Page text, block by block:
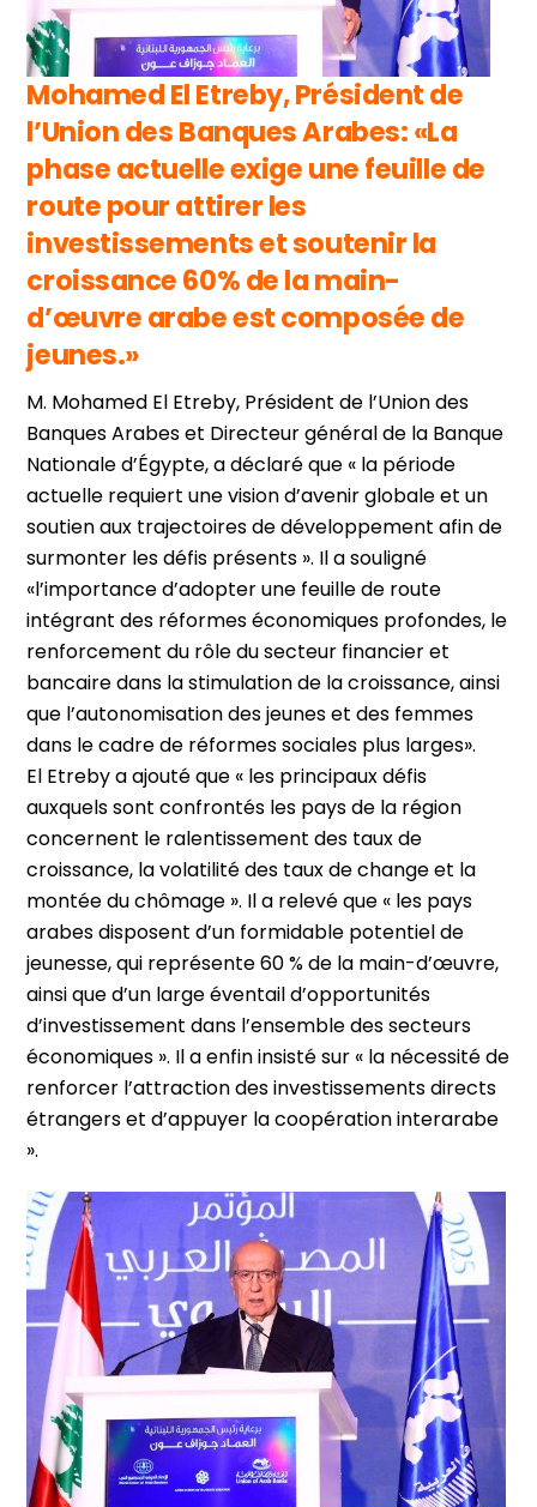
Mohamed El Etreby, Président de
l’Union des Banques Arabes: «La
phase actuelle exige une feuille de
route pour attirer les
investissements et soutenir la
croissance 60% de la main-
d’œuvre arabe est composée de
jeunes.»
M. Mohamed El Etreby, Président de l’Union des
Banques Arabes et Directeur général de la Banque
Nationale d’Égypte, a déclaré que « la période
actuelle requiert une vision d’avenir globale et un
soutien aux trajectoires de développement afin de
surmonter les défis présents ». Il a souligné
«l’importance d’adopter une feuille de route
intégrant des réformes économiques profondes, le
renforcement du rôle du secteur financier et
bancaire dans la stimulation de la croissance, ainsi
que l’autonomisation des jeunes et des femmes
dans le cadre de réformes sociales plus larges».
El Etreby a ajouté que « les principaux défis
auxquels sont confrontés les pays de la région
concernent le ralentissement des taux de
croissance, la volatilité des taux de change et la
montée du chômage ». Il a relevé que « les pays
arabes disposent d’un formidable potentiel de
jeunesse, qui représente 60 % de la main-d’œuvre,
ainsi que d’un large éventail d’opportunités
d’investissement dans l’ensemble des secteurs
économiques ». Il a enfin insisté sur « la nécessité de
renforcer l’attraction des investissements directs
étrangers et d’appuyer la coopération interarabe
».